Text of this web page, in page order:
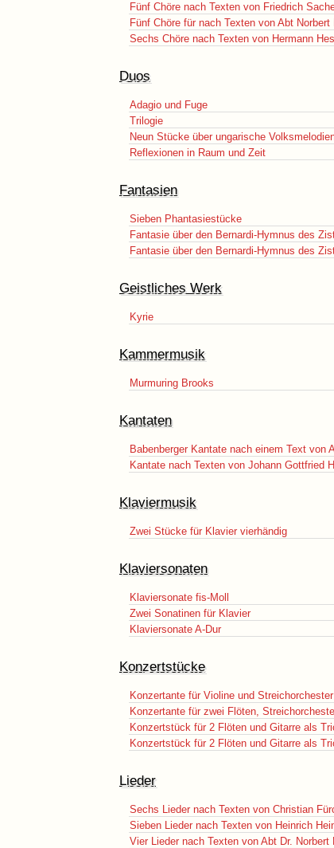
Fünf Chöre nach Texten von Friedrich
Fünf Chöre für nach Texten von Abt
Sechs Chöre nach Texten von Hermann
Duos
Adagio und Fuge
Trilogie
Neun Stücke über ungarische
Reflexionen in Raum und Zeit
Fantasien
Sieben Phantasiestücke
Fantasie über den Bernardi-Hymnus des
Fantasie über den Bernardi-Hymnus des
Geistliches Werk
Kyrie
Kammermusik
Murmuring Brooks
Kantaten
Babenberger Kantate nach einem Text von
Kantate nach Texten von Johann Gottfried
Klaviermusik
Zwei Stücke für Klavier vierhändig
Klaviersonaten
Klaviersonate fis-Moll
Zwei Sonatinen für Klavier
Klaviersonate A-Dur
Konzertstücke
Konzertante für Violine und Streichorchester
Konzertante für zwei Flöten,
Konzertstück für 2 Flöten und Gitarre als
Konzertstück für 2 Flöten und Gitarre als
Lieder
Sechs Lieder nach Texten von Christian
Sieben Lieder nach Texten von Heinrich
Vier Lieder nach Texten von Abt Dr. Norbert